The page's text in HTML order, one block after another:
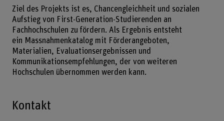
Ziel des Projekts ist es, Chancengleichheit und sozialen
Aufstieg von First-Generation-Studierenden an
Fachhochschulen zu fördern. Als Ergebnis entsteht
ein Massnahmenkatalog mit Förderangeboten,
Materialien, Evaluationsergebnissen und
Kommunikationsempfehlungen, der von weiteren
Hochschulen übernommen werden kann.
Kontakt